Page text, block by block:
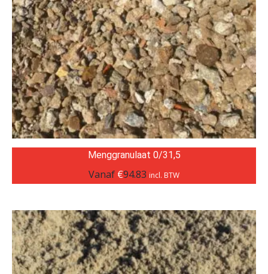
Menggranulaat 0/31,5
Vanaf €94.83 incl. BTW